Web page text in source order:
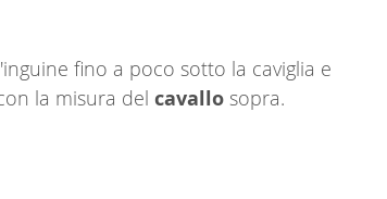
fino a poco sotto la caviglia e
la misura del cavallo sopra.